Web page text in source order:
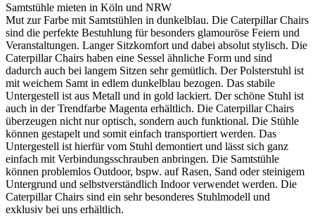
Samtstühle mieten in Köln und NRW
Mut zur Farbe mit Samtstühlen in dunkelblau. Die Caterpillar Chairs
sind die perfekte Bestuhlung für besonders glamouröse Feiern und
Veranstaltungen. Langer Sitzkomfort und dabei absolut stylisch. Die
Caterpillar Chairs haben eine Sessel ähnliche Form und sind
dadurch auch bei langem Sitzen sehr gemütlich. Der Polsterstuhl ist
mit weichem Samt in edlem dunkelblau bezogen. Das stabile
Untergestell ist aus Metall und in gold lackiert. Der schöne Stuhl ist
auch in der Trendfarbe Magenta erhältlich. Die Caterpillar Chairs
überzeugen nicht nur optisch, sondern auch funktional. Die Stühle
können gestapelt und somit einfach transportiert werden. Das
Untergestell ist hierfür vom Stuhl demontiert und lässt sich ganz
einfach mit Verbindungsschrauben anbringen. Die Samtstühle
können problemlos Outdoor, bspw. auf Rasen, Sand oder steinigem
Untergrund und selbstverständlich Indoor verwendet werden. Die
Caterpillar Chairs sind ein sehr besonderes Stuhlmodell und
exklusiv bei uns erhältlich.